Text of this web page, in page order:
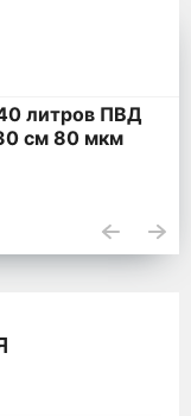
литров ПВД
см 80 мкм